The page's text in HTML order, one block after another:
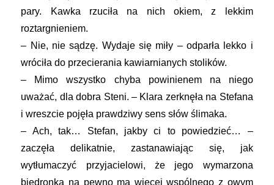
pary. Kawka rzuciła na nich okiem, z lekkim
roztargnieniem.
– Nie, nie sądzę. Wydaje się miły – odparła lekko i
wróciła do przecierania kawiarnianych stolików.
– Mimo wszystko chyba powinienem na niego
uważać, dla dobra Steni. – Klara zerknęła na Stefana
i wreszcie pojęła prawdziwy sens słów ślimaka.
– Ach, tak… Stefan, jakby ci to powiedzieć… –
zaczęła delikatnie, zastanawiając się, jak
wytłumaczyć przyjacielowi, że jego wymarzona
biedronka na pewno ma więcej wspólnego z owym